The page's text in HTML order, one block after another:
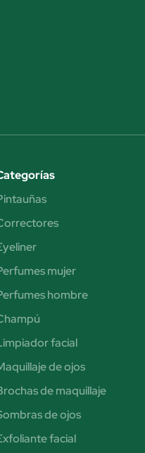
mujer
hombre
facial
de ojos
de maquillaje
de ojos
facial